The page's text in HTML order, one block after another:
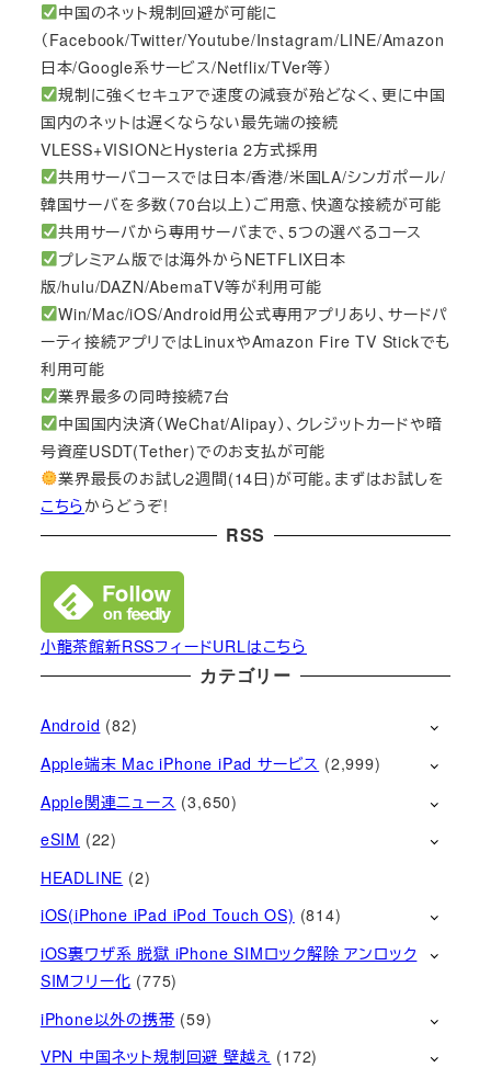
中国のネット規制回避が可能に
（Facebook/Twitter/Youtube/Instagram/LINE/Amazon
日本/Google系サービス/Netflix/TVer等）
規制に強くセキュアで速度の減衰が殆どなく、更に中国
国内のネットは遅くならない最先端の接続
VLESS+VISIONとHysteria 2方式採用
共用サーバコースでは日本/香港/米国LA/シンガポール/
韓国サーバを多数（70台以上）ご用意、快適な接続が可能
共用サーバから専用サーバまで、5つの選べるコース
プレミアム版では海外からNETFLIX日本
版/hulu/DAZN/AbemaTV等が利用可能
Win/Mac/iOS/Android用公式専用アプリあり、サードパ
ーティ接続アプリではLinuxやAmazon Fire TV Stickでも
利用可能
業界最多の同時接続7台
中国国内決済（WeChat/Alipay）、クレジットカードや暗
号資産USDT(Tether)でのお支払が可能
業界最長のお試し2週間(14日)が可能。まずはお試しを
こちらからどうぞ!
RSS
小龍茶館新RSSフィードURLはこちら
カテゴリー
Android (82)
Apple端末 Mac iPhone iPad サービス (2,999)
Apple関連ニュース (3,650)
eSIM (22)
HEADLINE (2)
iOS(iPhone iPad iPod Touch OS) (814)
iOS裏ワザ系 脱獄 iPhone SIMロック解除 アンロック
SIMフリー化 (775)
iPhone以外の携帯 (59)
VPN 中国ネット規制回避 壁越え (172)